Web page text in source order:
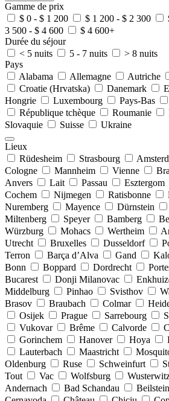
Gamme de prix
$ 0 - $ 1 200
$ 1 200 - $ 2 300
3 500 - $ 4 600
$ 4 600+
Durée du séjour
< 5 nuits
5 - 7 nuits
> 8 nuits
Pays
Alabama
Allemagne Autriche
Croatie (Hrvatska)
Danemark
Hongrie
Luxembourg Pays-Bas
République tchèque
Roumanie
Slovaquie
Suisse Ukraine
Lieux
Rüdesheim
Strasbourg
Cologne
Mannheim Vienne
Anvers
Lait Passau Esztergom
Cochem
Nijmegen Ratisbonne
Nuremberg
Mayence Dürnstein
Miltenberg
Speyer Bamberg
Würzburg
Mohacs Wertheim
Utrecht
Bruxelles Dusseldorf
Terron
Barça d’Alva Gand
Bonn
Boppard Dordrecht
Bucarest
Donji Milanovac
Middelburg
Pinhao Svisthov
Brasov
Braubach Colmar
Osijek
Prague Sarrebourg
Vukovar
Brême Calvorde
Gorinchem
Hanover Hoya
Lauterbach
Maastricht
Oldenburg
Ruse Schweinfurt
Tout
Vac Wolfsburg
Andernach
Bad Schandau Beilstein